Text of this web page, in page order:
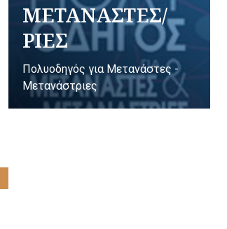
ΜΕΤΑΝΑΣΤΕΣ/
ΡΙΕΣ
Πολυοδηγός για Μετανάστες -
Μετανάστριες